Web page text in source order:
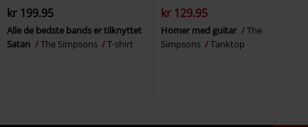
kr 199.95
Alle de bedste bands er tilknyttet
Satan
The Simpsons T-shirt
kr 129.95
Homer med guitar
The
Simpsons
Tanktop